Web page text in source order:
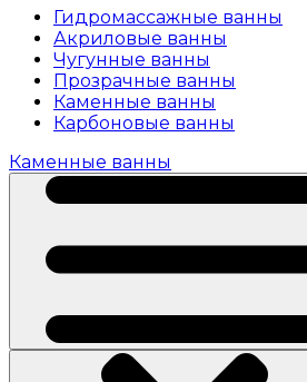
Гидромассажные ванны
Акриловые ванны
Чугунные ванны
Прозрачные ванны
Каменные ванны
Карбоновые ванны
Каменные ванны